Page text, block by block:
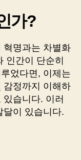
가?
혁명과는 차별화
인간이 단순히
었다면, 이제는
감정까지 이해하
습니다. 이러
달이 있습니다.